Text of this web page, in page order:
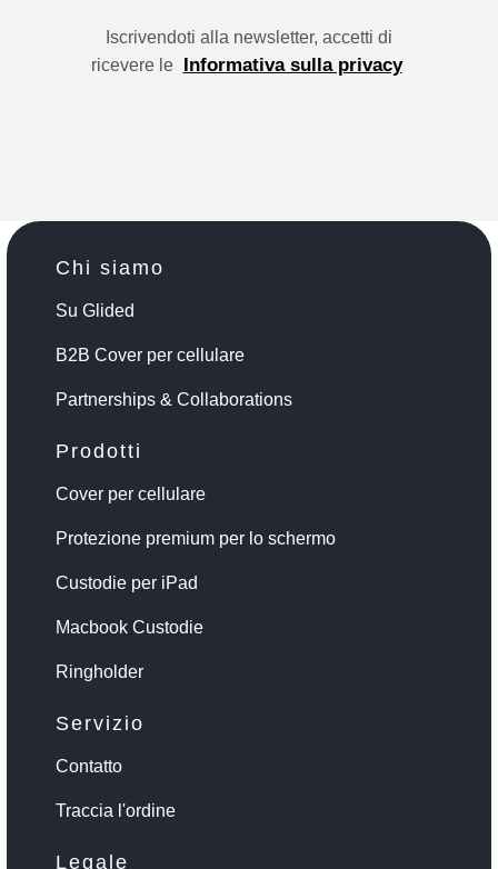
Iscrivendoti alla newsletter, accetti di
ricevere le Informativa sulla privacy
Chi siamo
Su Glided
B2B Cover per cellulare
Partnerships & Collaborations
Prodotti
Cover per cellulare
Protezione premium per lo schermo
Custodie per iPad
Macbook Custodie
Ringholder
Servizio
Contatto
Traccia l'ordine
Legale